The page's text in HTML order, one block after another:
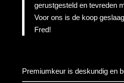
gerustgesteld en tevreden
Voor ons is de koop
Fred!
Premiumkeur is deskundig en